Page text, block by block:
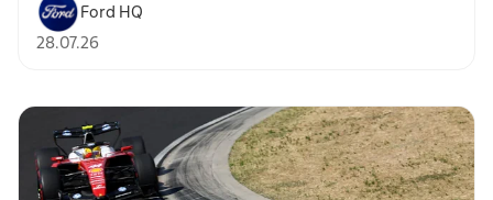
Ford HQ
28.07.26